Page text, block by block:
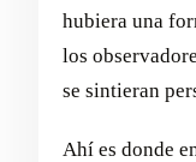
hubiera una
los
se sintieran
Ahí es donde